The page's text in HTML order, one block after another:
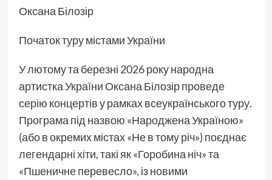
Оксана Білозір
Початок туру містами України
У лютому та березні 2026 року народна
артистка України Оксана Білозір проведе
серію концертів у рамках всеукраїнського туру.
Програма під назвою «Народжена Україною»
(або в окремих містах «Не в тому річ») поєднає
легендарні хіти, такі як «Горобина ніч» та
«Пшеничне перевесло», із новими